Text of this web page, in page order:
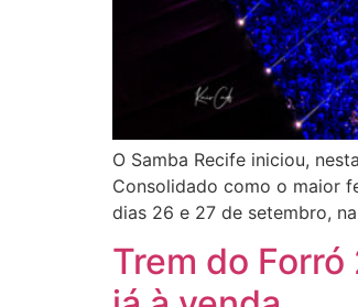
O Samba Recife iniciou,
Consolidado como o maior
dias 26 e 27 de setembro,
Trem do